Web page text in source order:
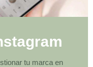
tu marca en